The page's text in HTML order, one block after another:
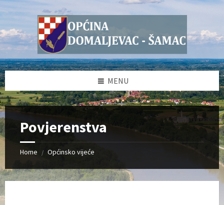
Skip
to
Skip
to
sidebar
Skip
to
MENU
Povjerenstva
Home / Općinsko vijeće